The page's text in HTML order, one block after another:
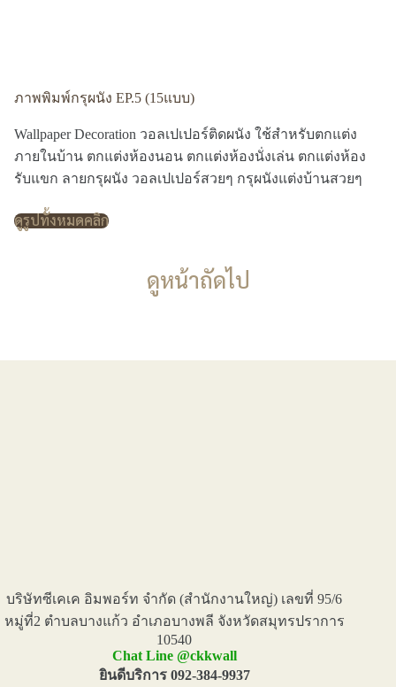
ภาพพิมพ์กรุผนัง EP.5 (15แบบ)
Wallpaper Decoration วอลเปเปอร์ติดผนัง ใช้สำหรับตกแต่ง
ภายในบ้าน ตกแต่งห้องนอน ตกแต่งห้องนั่งเล่น ตกแต่งห้อง
รับแขก ลายกรุผนัง วอลเปเปอร์สวยๆ กรุผนังแต่งบ้านสวยๆ
ดูรูปทั้งหมดคลิก
ดูหน้าถัดไป
บริษัทซีเคเค อิมพอร์ท จำกัด (สำนักงานใหญ่) เลขที่ 95/6
หมู่ที่2 ตำบลบางแก้ว อำเภอบางพลี จังหวัดสมุทรปราการ
10540
Chat Line @ckkwall
ยินดีบริการ 092-384-9937